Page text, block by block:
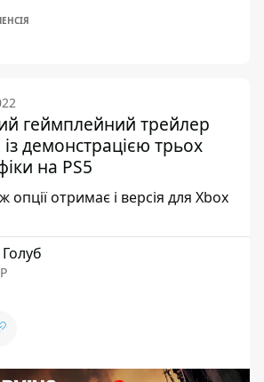
геймплейний трейлер
демонстрацією трьох
на PS5
опції отримає і версія для Xbox